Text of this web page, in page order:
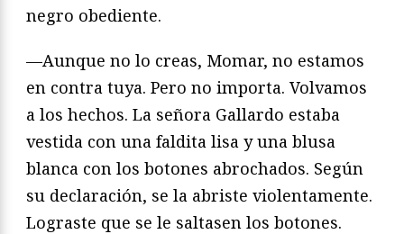
negro obediente.
—Aunque no lo creas, Momar, no estamos
en contra tuya. Pero no importa. Volvamos
a los hechos. La señora Gallardo estaba
vestida con una faldita lisa y una blusa
blanca con los botones abrochados. Según
su declaración, se la abriste violentamente.
Lograste que se le saltasen los botones.